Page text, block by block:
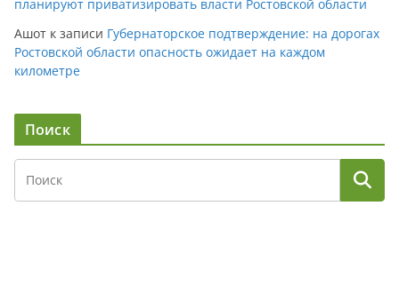
планируют приватизировать власти Ростовской области
Ашот к записи Губернаторское подтверждение: на дорогах
Ростовской области опасность ожидает на каждом
километре
Поиск